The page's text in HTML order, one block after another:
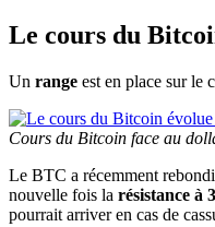
Le cours du
Un range est en place sur le
Cours du Bitcoin face au
Le BTC a récemment
nouvelle fois la résistance à
pourrait arriver en cas de